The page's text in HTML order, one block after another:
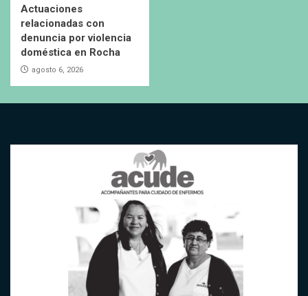
Actuaciones
relacionadas con
denuncia por violencia
doméstica en Rocha
agosto 6, 2026